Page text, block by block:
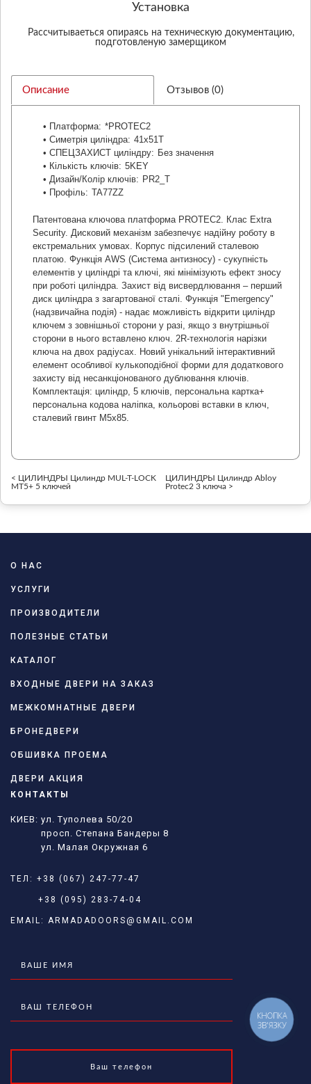
Установка
Рассчитываеться опираясь на техническую документацию,
подготовленую замерщиком
Описание Отзывов (0)
• Платформа: *PROTEC2
• Симетрія циліндра: 41x51T
• СПЕЦЗАХИСТ циліндру: Без значення
• Кількість ключів: 5KEY
• Дизайн/Колір ключів: PR2_T
• Профіль: TA77ZZ
Патентована ключова платформа PROTEC2. Клас Extra
Security. Дисковий механізм забезпечує надійну роботу в
екстремальних умовах. Корпус підсилений сталевою
платою. Функція AWS (Система антизносу) - сукупність
елементів у циліндрі та ключі, які мінімізують ефект зносу
при роботі циліндра. Захист від висвердлювання – перший
диск циліндра з загартованої сталі. Функція "Emergency"
(надзвичайна подія) - надає можливість відкрити циліндр
ключем з зовнішньої сторони у разі, якщо з внутрішньої
сторони в нього вставлено ключ. 2R-технологія нарізки
ключа на двох радіусах. Новий унікальний інтерактивний
елемент особливої кулькоподібної форми для додаткового
захисту від несанкціонованого дублювання ключів.
Комплектація: циліндр, 5 ключів, персональна картка+
персональна кодова наліпка, кольорові вставки в ключ,
сталевий гвинт М5х85.
< ЦИЛИНДРЫ Цилиндр MUL-T-LOCK
MT5+ 5 ключей
ЦИЛИНДРЫ Цилиндр Abloy
Protec2 3 ключа >
О НАС
УСЛУГИ
ПРОИЗВОДИТЕЛИ
ПОЛЕЗНЫЕ СТАТЬИ
КАТАЛОГ
ВХОДНЫЕ ДВЕРИ НА ЗАКАЗ
МЕЖКОМНАТНЫЕ ДВЕРИ
БРОНЕДВЕРИ
ОБШИВКА ПРОЕМА
ДВЕРИ АКЦИЯ
КОНТАКТЫ
КИЕВ: ул. Туполева 50/20
просп. Степана Бандеры 8
ул. Малая Окружная 6
ТЕЛ: +38 (067) 247-77-47
+38 (095) 283-74-04
EMAIL: ARMADADOORS@GMAIL.COM
КНОПКА
ЗВ'ЯЗКУ